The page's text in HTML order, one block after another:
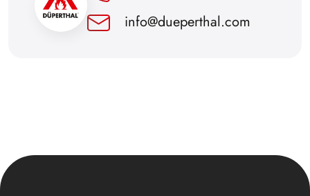
info@dueperthal.com